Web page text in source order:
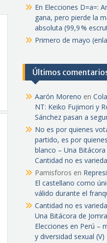
En Elecciones D=a=:
gana, pero pierde la
absoluta (99,9 %
Primero de mayo
Últimos
Aarón Moreno en
NT: Keiko Fujimori y
Sánchez pasan a
No es por quienes
partido, es por
blanco – Una Bitácora
Cantidad no es
Pamisforos en
El castellano como
válido durante el
Cantidad no es
Una Bitácora de Jomra
Elecciones en Perú –
y diversidad sexual (V)